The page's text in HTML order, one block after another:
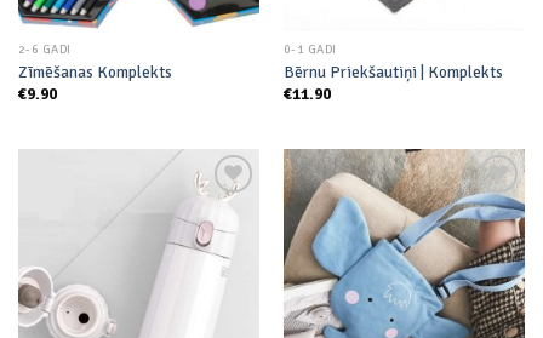
2-6 GADI
Zīmēšanas Komplekts
€9.90
0-1 GADI
Bērnu Priekšautiņi | Komplekts
€11.90
Add to
wishlist
Add to
wishlist